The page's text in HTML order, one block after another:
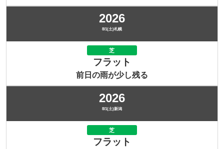
2026
8/1(土)札幌
芝
フラット
前日の雨が少し残る
2026
8/1(土)新潟
芝
フラット